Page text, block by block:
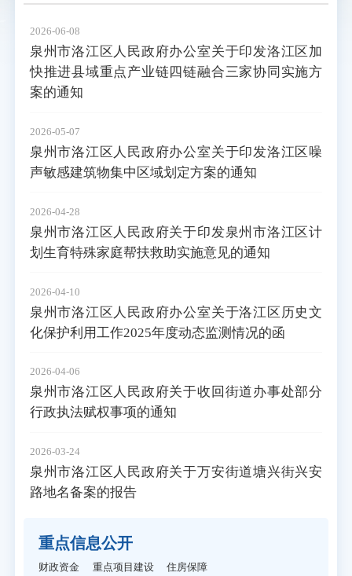
2026-06-08
泉州市洛江区人民政府办公室关于印发洛江区加
快推进县域重点产业链四链融合三家协同实施方
案的通知
2026-05-07
泉州市洛江区人民政府办公室关于印发洛江区噪
声敏感建筑物集中区域划定方案的通知
2026-04-28
泉州市洛江区人民政府关于印发泉州市洛江区计
划生育特殊家庭帮扶救助实施意见的通知
2026-04-10
泉州市洛江区人民政府办公室关于洛江区历史文
化保护利用工作2025年度动态监测情况的函
2026-04-06
泉州市洛江区人民政府关于收回街道办事处部分
行政执法赋权事项的通知
2026-03-24
泉州市洛江区人民政府关于万安街道塘兴街兴安
路地名备案的报告
重点信息公开
财政资金 重点项目建设
住房保障